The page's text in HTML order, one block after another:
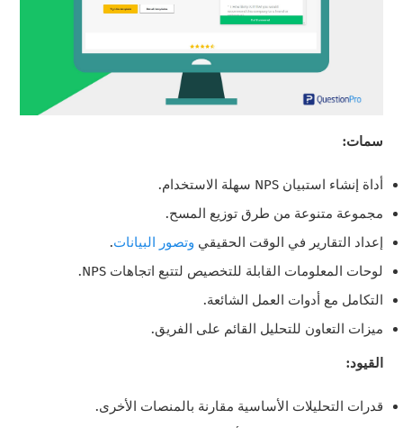
سمات:
أداة إنشاء استبيان NPS سهلة الاستخدام.
مجموعة متنوعة من طرق توزيع المسح.
إعداد التقارير في الوقت الحقيقي وتصور البيانات.
لوحات المعلومات القابلة للتخصيص لتتبع اتجاهات NPS.
التكامل مع أدوات العمل الشائعة.
ميزات التعاون للتحليل القائم على الفريق.
القيود:
قدرات التحليلات الأساسية مقارنة بالمنصات الأخرى.